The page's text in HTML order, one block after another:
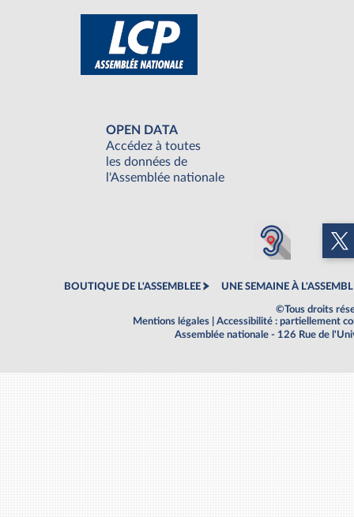
OPEN DATA
Accédez à toutes
les données de
l'Assemblée nationale
BOUTIQUE DE L'ASSEMBLEE UNE SEMAINE À
©Tous droits
Mentions légales
Accessibilité : partiellement
Assemblée nationale - 126 Rue de